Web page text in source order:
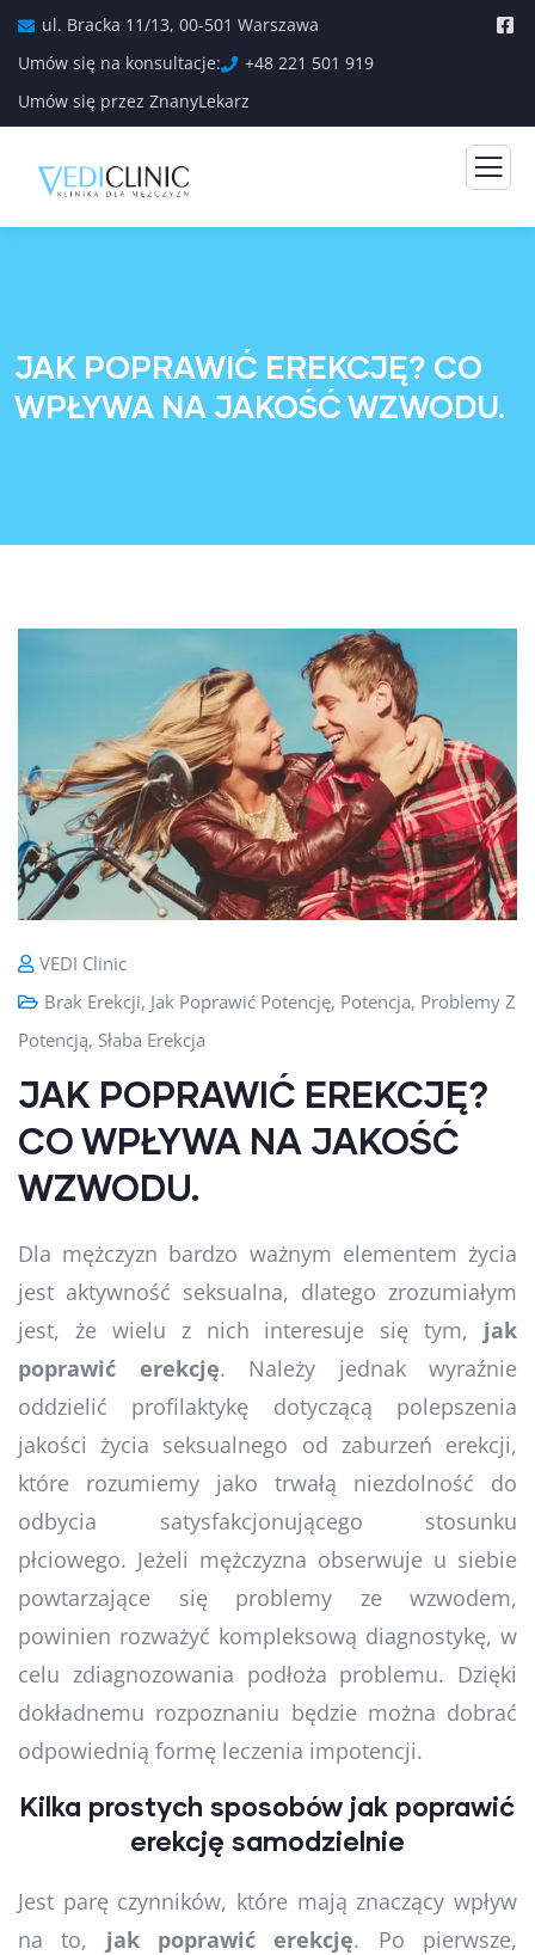
ul. Bracka 11/13, 00-501 Warszawa
Umów się na konsultacje:
+48 221 501 919
Umów się przez ZnanyLekarz
JAK POPRAWIĆ EREKCJĘ? CO
WPŁYWA NA JAKOŚĆ WZWODU.
VEDI Clinic
Brak Erekcji, Jak Poprawić Potencję, Potencja, Problemy Z
Potencją, Słaba Erekcja
JAK POPRAWIĆ EREKCJĘ?
CO WPŁYWA NA JAKOŚĆ
WZWODU.
Dla mężczyzn bardzo ważnym elementem życia
jest aktywność seksualna, dlatego zrozumiałym
jest, że wielu z nich interesuje się tym, jak
poprawić erekcję. Należy jednak wyraźnie
oddzielić profilaktykę dotyczącą polepszenia
jakości życia seksualnego od zaburzeń erekcji,
które rozumiemy jako trwałą niezdolność do
odbycia satysfakcjonującego stosunku
płciowego. Jeżeli mężczyzna obserwuje u siebie
powtarzające się problemy ze wzwodem,
powinien rozważyć kompleksową diagnostykę, w
celu zdiagnozowania podłoża problemu. Dzięki
dokładnemu rozpoznaniu będzie można dobrać
odpowiednią formę leczenia impotencji.
Kilka prostych sposobów jak poprawić
erekcję samodzielnie
Jest parę czynników, które mają znaczący wpływ
na to, jak poprawić erekcję. Po pierwsze,